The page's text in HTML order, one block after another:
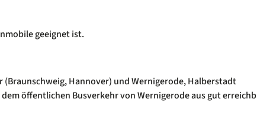
geeignet ist.
Hannover) und Wernigerode, Halberstadt
öffentlichen Busverkehr von Wernigerode aus gut